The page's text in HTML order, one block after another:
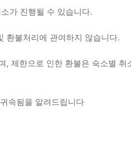
가 진행될 수 있습니다.
환불처리에 관여하지 않습니다.
제한으로 인한 환불은 숙소별 취
속됨을 알려드립니다